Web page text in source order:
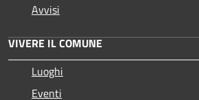
Avvisi
VIVERE IL COMUNE
Luoghi
Eventi